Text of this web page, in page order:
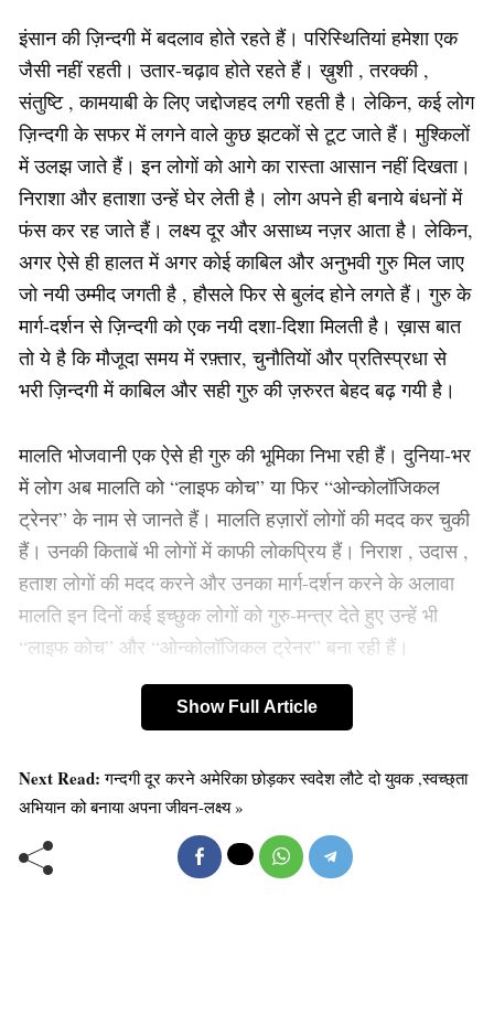
इंसान की ज़िन्दगी में बदलाव होते रहते हैं। परिस्थितियां हमेशा एक
जैसी नहीं रहती। उतार-चढ़ाव होते रहते हैं। ख़ुशी , तरक्की ,
संतुष्टि , कामयाबी के लिए जद्दोजहद लगी रहती है। लेकिन, कई लोग
ज़िन्दगी के सफर में लगने वाले कुछ झटकों से टूट जाते हैं। मुश्किलों
में उलझ जाते हैं। इन लोगों को आगे का रास्ता आसान नहीं दिखता।
निराशा और हताशा उन्हें घेर लेती है। लोग अपने ही बनाये बंधनों में
फंस कर रह जाते हैं। लक्ष्य दूर और असाध्य नज़र आता है। लेकिन,
अगर ऐसे ही हालत में अगर कोई काबिल और अनुभवी गुरु मिल जाए
जो नयी उम्मीद जगती है , हौसले फिर से बुलंद होने लगते हैं। गुरु के
मार्ग-दर्शन से ज़िन्दगी को एक नयी दशा-दिशा मिलती है। ख़ास बात
तो ये है कि मौजूदा समय में रफ़्तार, चुनौतियों और प्रतिस्प्रधा से
भरी ज़िन्दगी में काबिल और सही गुरु की ज़रुरत बेहद बढ़ गयी है।
मालति भोजवानी एक ऐसे ही गुरु की भूमिका निभा रही हैं। दुनिया-भर
में लोग अब मालति को “लाइफ कोच” या फिर “ओन्कोलॉजिकल
ट्रेनर” के नाम से जानते हैं। मालति हज़ारों लोगों की मदद कर चुकी
हैं। उनकी किताबें भी लोगों में काफी लोकप्रिय हैं। निराश , उदास ,
हताश लोगों की मदद करने और उनका मार्ग-दर्शन करने के अलावा
मालति इन दिनों कई इच्छुक लोगों को गुरु-मन्त्र देते हुए उन्हें भी
“लाइफ कोच” और “ओन्कोलॉजिकल ट्रेनर” बना रही हैं।
Show Full Article
Next Read:गन्दगी दूर करने अमेरिका छोड़कर स्वदेश लौटे दो युवक ,स्वच्छ्ता
अभियान को बनाया अपना जीवन-लक्ष्य »